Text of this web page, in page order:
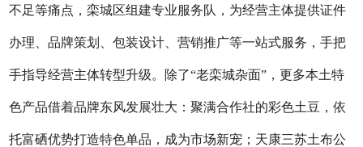
不足等痛点，栾城区组建专业服务队，为经营主体提供证件
办理、品牌策划、包装设计、营销推广等一站式服务，手把
手指导经营主体转型升级。除了“老栾城杂面”，更多本土特
色产品借着品牌东风发展壮大：聚满合作社的彩色土豆，依
托富硒优势打造特色单品，成为市场新宠；天康三苏土布公